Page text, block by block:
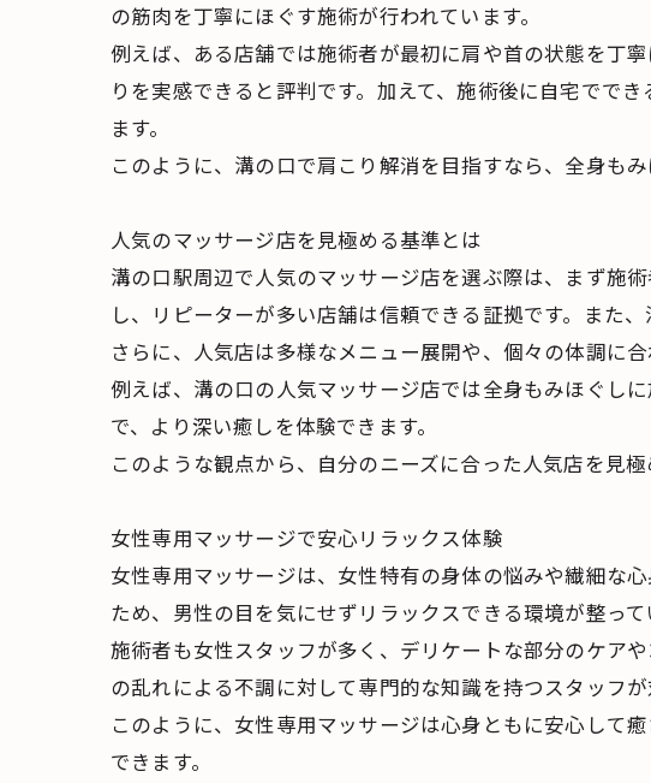
の筋肉を丁寧にほぐす施術が行われています。
例えば、ある店舗では施術者が最初に肩や首の状態を丁
りを実感できると評判です。加えて、施術後に自宅でで
ます。
このように、溝の口で肩こり解消を目指すなら、全身も
人気のマッサージ店を見極める基準とは
溝の口駅周辺で人気のマッサージ店を選ぶ際は、まず施
し、リピーターが多い店舗は信頼できる証拠です。また
さらに、人気店は多様なメニュー展開や、個々の体調に
例えば、溝の口の人気マッサージ店では全身もみほぐし
で、より深い癒しを体験できます。
このような観点から、自分のニーズに合った人気店を見
女性専用マッサージで安心リラックス体験
女性専用マッサージは、女性特有の身体の悩みや繊細な
ため、男性の目を気にせずリラックスできる環境が整って
施術者も女性スタッフが多く、デリケートな部分のケア
の乱れによる不調に対して専門的な知識を持つスタッフ
このように、女性専用マッサージは心身ともに安心して
できます。